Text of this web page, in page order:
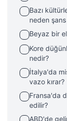
Bazı
neden şans
Beyaz bir
Kore
nedir?
İtalya'da
vazo kırar?
Fransa'da
edilir?
ABD'de